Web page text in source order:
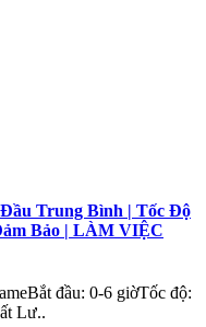
Trung Bình | Tốc Độ
Bảo | LÀM VIỆC
đầu: 0-6 giờTốc độ:
Lư..